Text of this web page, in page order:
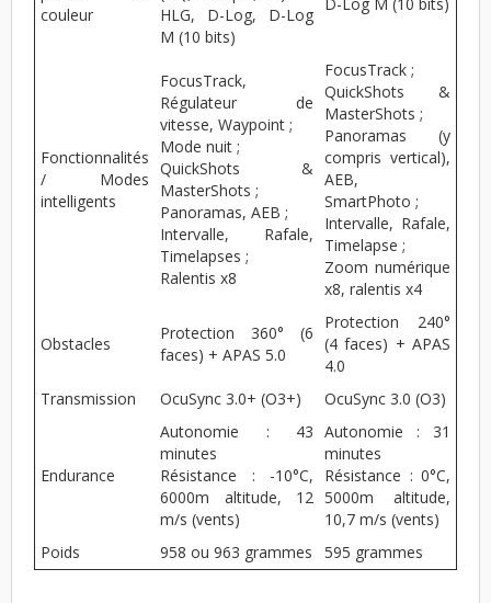
couleur
HLG, D-Log, D-Log
M (10 bits)
Fonctionnalités
/ Modes
intelligents
FocusTrack,
Régulateur de
vitesse, Waypoint ;
Mode nuit ;
QuickShots &
MasterShots ;
Panoramas, AEB ;
Intervalle, Rafale,
Timelapses ;
Ralentis x8
FocusTrack ;
QuickShots &
MasterShots ;
Panoramas (y
compris vertical),
AEB,
SmartPhoto ;
Intervalle, Rafale,
Timelapse ;
Zoom numérique
x8, ralentis x4
Obstacles
Protection 360° (6
faces) + APAS 5.0
Protection 240°
(4 faces) + APAS
4.0
Transmission
OcuSync 3.0+ (O3+) OcuSync 3.0 (O3)
Endurance
Autonomie : 43
minutes
Résistance : -10°C,
6000m altitude, 12
m/s (vents)
Autonomie : 31
minutes
Résistance : 0°C,
5000m altitude,
10,7 m/s (vents)
Poids
958 ou 963 grammes 595 grammes